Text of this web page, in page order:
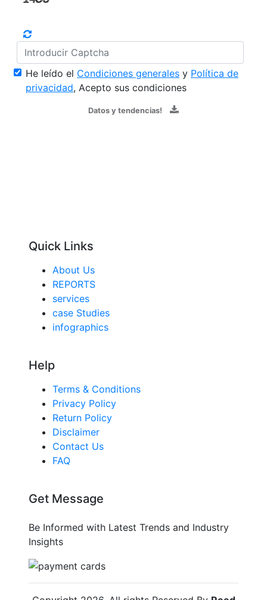
He leído el Condiciones generales y Política de
privacidad, Acepto sus condiciones
Datos y tendencias!
Quick Links
About Us
REPORTS
services
case Studies
infographics
Help
Terms & Conditions
Privacy Policy
Return Policy
Disclaimer
Contact Us
FAQ
Get Message
Be Informed with Latest Trends and Industry
Insights